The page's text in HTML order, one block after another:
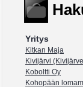
Yritys
Kitkan Maja
Kivijärvi
Koboltti Oy
Kohopään